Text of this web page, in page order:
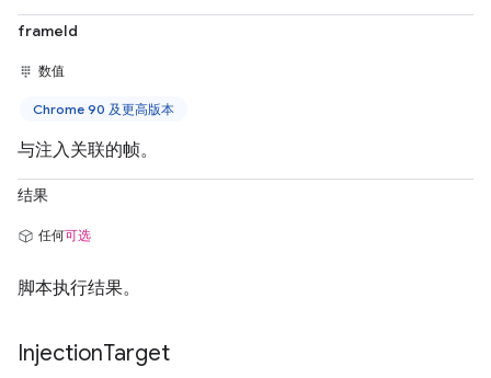
frameId
数值
Chrome 90 及更高版本
与注入关联的帧。
结果
任何可选
脚本执行结果。
InjectionTarget